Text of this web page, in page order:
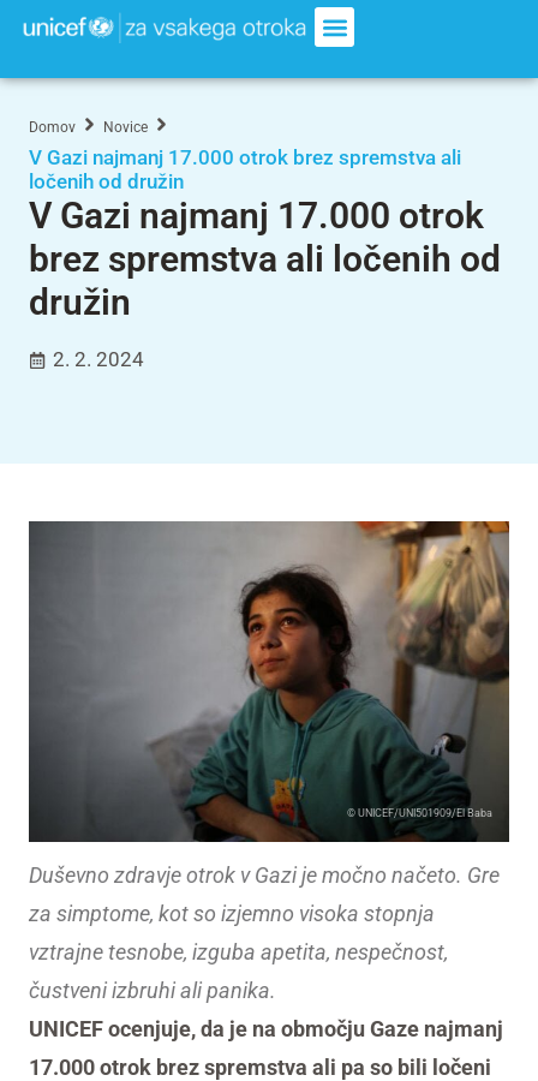
Domov Novice
V Gazi najmanj 17.000 otrok brez spremstva ali
ločenih od družin
V Gazi najmanj 17.000 otrok
brez spremstva ali ločenih od
družin
2. 2. 2024
© UNICEF/UNI501909/El Baba
Duševno zdravje otrok v Gazi je močno načeto. Gre
za simptome, kot so izjemno visoka stopnja
vztrajne tesnobe, izguba apetita, nespečnost,
čustveni izbruhi ali panika.
UNICEF ocenjuje, da je na območju Gaze najmanj
17.000 otrok brez spremstva ali pa so bili ločeni